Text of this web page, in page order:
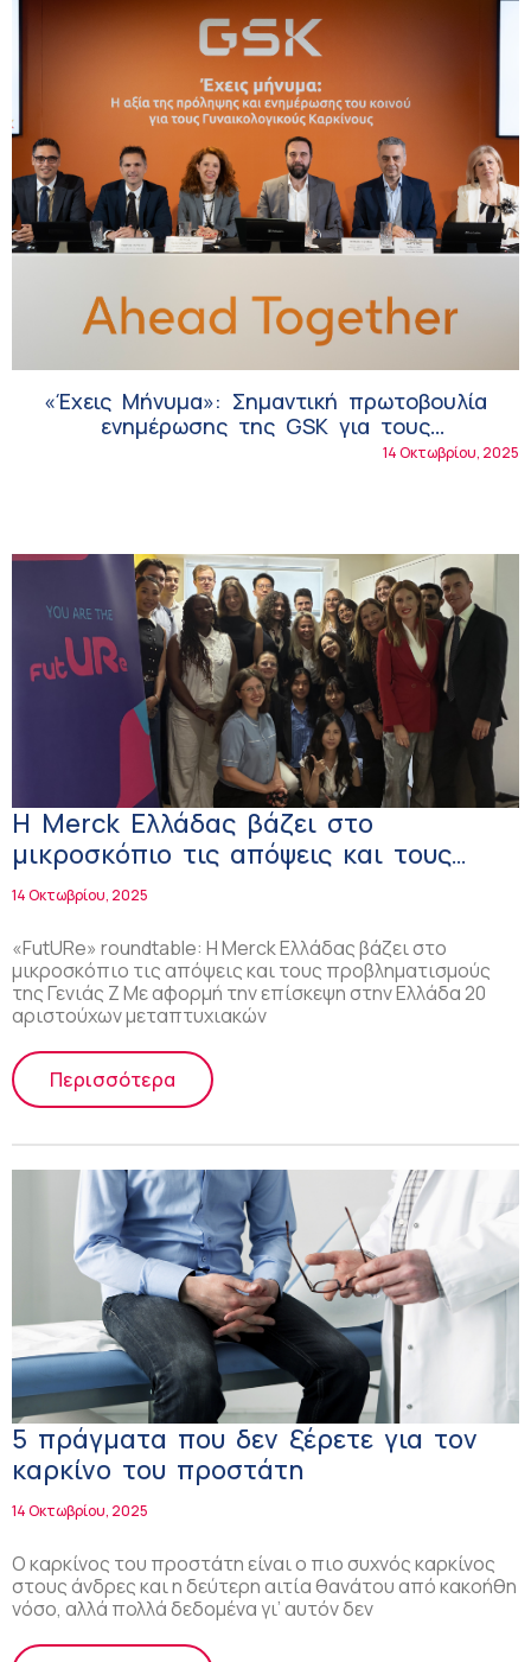
«Έχεις Μήνυμα»: Σημαντική πρωτοβουλία
ενημέρωσης της GSK για τους
γυναικολογικούς καρκίνους!14 Οκτωβρίου, 2025
Η Merck Ελλάδας βάζει στο
μικροσκόπιο τις απόψεις και τους
προβληματισμούς της Γενιάς Z
14 Οκτωβρίου, 2025
«FutURe» roundtable: Η Merck Ελλάδας βάζει στο
μικροσκόπιο τις απόψεις και τους προβληματισμούς
της Γενιάς Z Με αφορμή την επίσκεψη στην Ελλάδα 20
αριστούχων μεταπτυχιακών
Περισσότερα
5 πράγματα που δεν ξέρετε για τον
καρκίνο του προστάτη
14 Οκτωβρίου, 2025
Ο καρκίνος του προστάτη είναι ο πιο συχνός καρκίνος
στους άνδρες και η δεύτερη αιτία θανάτου από κακοήθη
νόσο, αλλά πολλά δεδομένα γι’ αυτόν δεν